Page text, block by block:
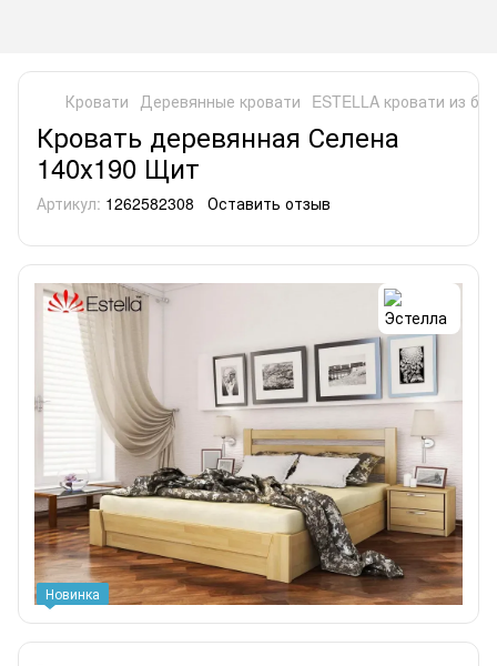
Кровати Деревянные кровати ESTELLA кровати из
Кровать деревянная Селена
140х190 Щит
Артикул: 1262582308 Оставить отзыв
Новинка